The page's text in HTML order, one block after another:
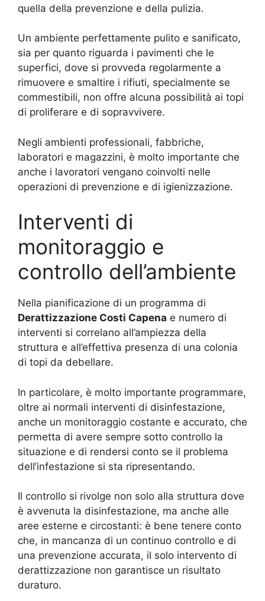
quella della prevenzione e della pulizia.
Un ambiente perfettamente pulito e sanificato,
sia per quanto riguarda i pavimenti che le
superfici, dove si provveda regolarmente a
rimuovere e smaltire i rifiuti, specialmente se
commestibili, non offre alcuna possibilità ai topi
di proliferare e di sopravvivere.
Negli ambienti professionali, fabbriche,
laboratori e magazzini, è molto importante che
anche i lavoratori vengano coinvolti nelle
operazioni di prevenzione e di igienizzazione.
Interventi di
monitoraggio e
controllo dell’ambiente
Nella pianificazione di un programma di
Derattizzazione Costi Capena e numero di
interventi si correlano all’ampiezza della
struttura e all’effettiva presenza di una colonia
di topi da debellare.
In particolare, è molto importante programmare,
oltre ai normali interventi di disinfestazione,
anche un monitoraggio costante e accurato, che
permetta di avere sempre sotto controllo la
situazione e di rendersi conto se il problema
dell’infestazione si sta ripresentando.
Il controllo si rivolge non solo alla struttura dove
è avvenuta la disinfestazione, ma anche alle
aree esterne e circostanti: è bene tenere conto
che, in mancanza di un continuo controllo e di
una prevenzione accurata, il solo intervento di
derattizzazione non garantisce un risultato
duraturo.